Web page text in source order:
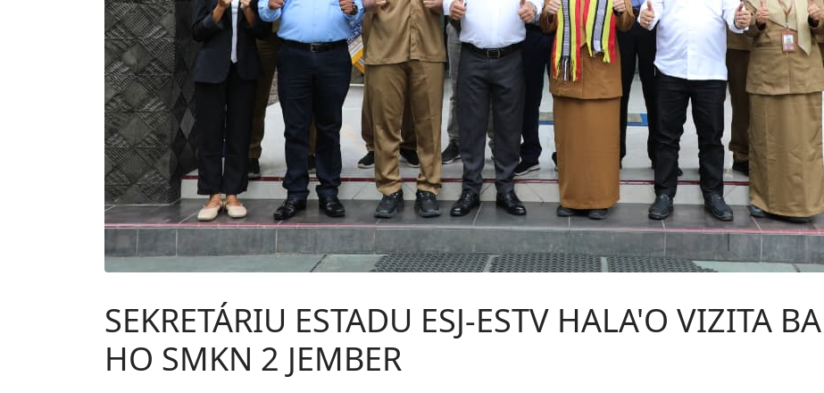
SEKRETÁRIU ESTADU ESJ-ESTV HALA'O VIZITA
HO SMKN 2 JEMBER